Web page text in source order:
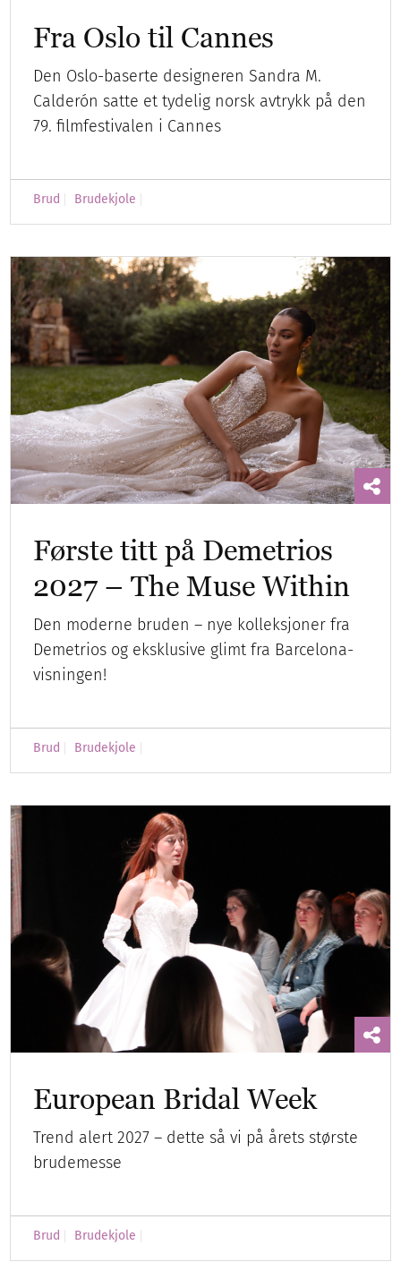
Fra Oslo til Cannes
Den Oslo-baserte designeren Sandra M.
Calderón satte et tydelig norsk avtrykk på den
79. filmfestivalen i Cannes
Brud Brudekjole
Første titt på Demetrios
2027 – The Muse Within
Den moderne bruden – nye kolleksjoner fra
Demetrios og eksklusive glimt fra Barcelona-
visningen!
Brud Brudekjole
European Bridal Week
Trend alert 2027 – dette så vi på årets største
brudemesse
Brud Brudekjole